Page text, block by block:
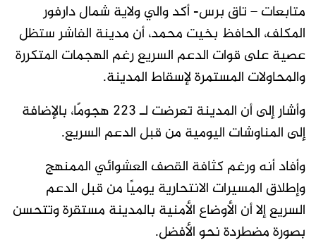
متابعات – تاق برس- أكد والي ولاية شمال دارفور
المكلف، الحافظ بخيت محمد، أن مدينة الفاشر ستظل
عصية على قوات الدعم السريع رغم الهجمات المتكررة
والمحاولات المستمرة لإسقاط المدينة.
وأشار إلى أن المدينة تعرضت لـ 223 هجومًا، بالإضافة
إلى المناوشات اليومية من قبل الدعم السريع.
وأفاد أنه ورغم كثافة القصف العشوائي الممنهج
وإطلاق المسيرات الانتحارية يوميًا من قبل الدعم
السريع إلا أن الأوضاع الأمنية بالمدينة مستقرة وتتحسن
بصورة مضطردة نحو الأفضل.